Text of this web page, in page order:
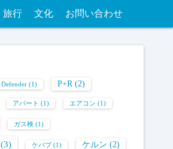
旅行 文化 お問い合わせ
Defender (1) P+R(2)
アパート (1) エアコン (1)
ガス検 (1)
(3) ケバブ (1) ケルン (2)